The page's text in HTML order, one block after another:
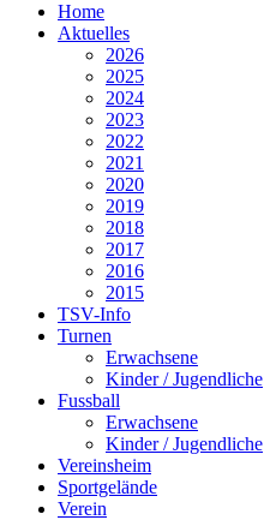
Home
Aktuelles
2026
2025
2024
2023
2022
2021
2020
2019
2018
2017
2016
2015
TSV-Info
Turnen
Erwachsene
Kinder / Jugendliche
Fussball
Erwachsene
Kinder / Jugendliche
Vereinsheim
Sportgelände
Verein